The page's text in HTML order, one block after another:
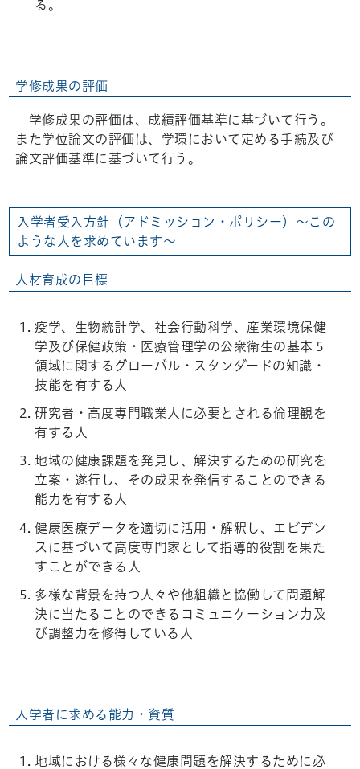
る。
学修成果の評価
学修成果の評価は、成績評価基準に基づいて行う。
また学位論文の評価は、学環において定める手続及び
論文評価基準に基づいて行う。
入学者受入方針（アドミッション・ポリシー）～この
ような人を求めています～
人材育成の目標
疫学、生物統計学、社会行動科学、産業環境保健
学及び保健政策・医療管理学の公衆衛生の基本５
領域に関するグローバル・スタンダードの知識・
技能を有する人
研究者・高度専門職業人に必要とされる倫理観を
有する人
地域の健康課題を発見し、解決するための研究を
立案・遂行し、その成果を発信することのできる
能力を有する人
健康医療データを適切に活用・解釈し、エビデン
スに基づいて高度専門家として指導的役割を果た
すことができる人
多様な背景を持つ人々や他組織と協働して問題解
決に当たることのできるコミュニケーション力及
び調整力を修得している人
入学者に求める能力・資質
地域における様々な健康問題を解決するために必